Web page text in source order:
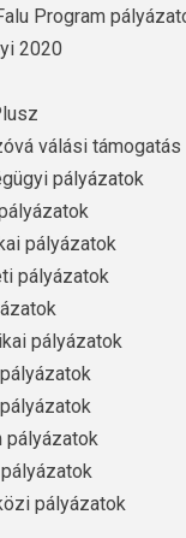
Program
2020
válási támogatás
pályázatok
pályázatok
pályázatok
pályázatok
pályázatok
pályázatok